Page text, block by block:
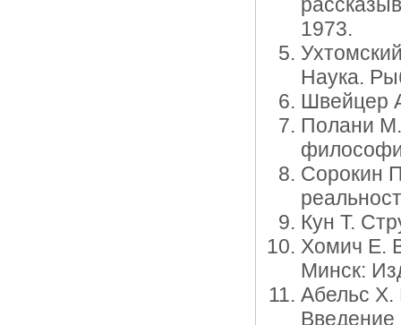
1973.
Наука.
Швейцер
Полани
Сорокин
Кун Т.
Хомич Е.
Минск:
Абельс Х.
Введение